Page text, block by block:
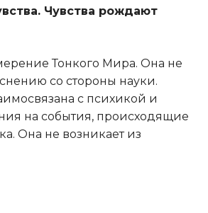
Чувства рождают
Тонкого Мира. Она не
со стороны науки.
с психикой и
на события, происходящие
Она не возникает из